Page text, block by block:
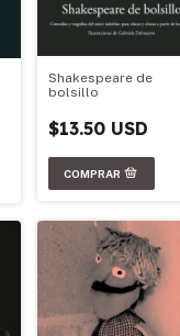
Shakespeare de
bolsillo
$13.50 USD